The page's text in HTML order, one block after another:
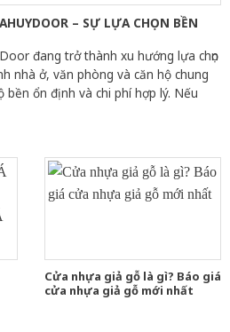
– SỰ LỰA CHỌN BỀN
đang trở thành xu hướng lựa chọn
nhà ở, văn phòng và căn hộ chung
ổn định và chi phí hợp lý. Nếu
Cửa nhựa giả gỗ là gì? Báo giá
cửa nhựa giả gỗ mới nhất